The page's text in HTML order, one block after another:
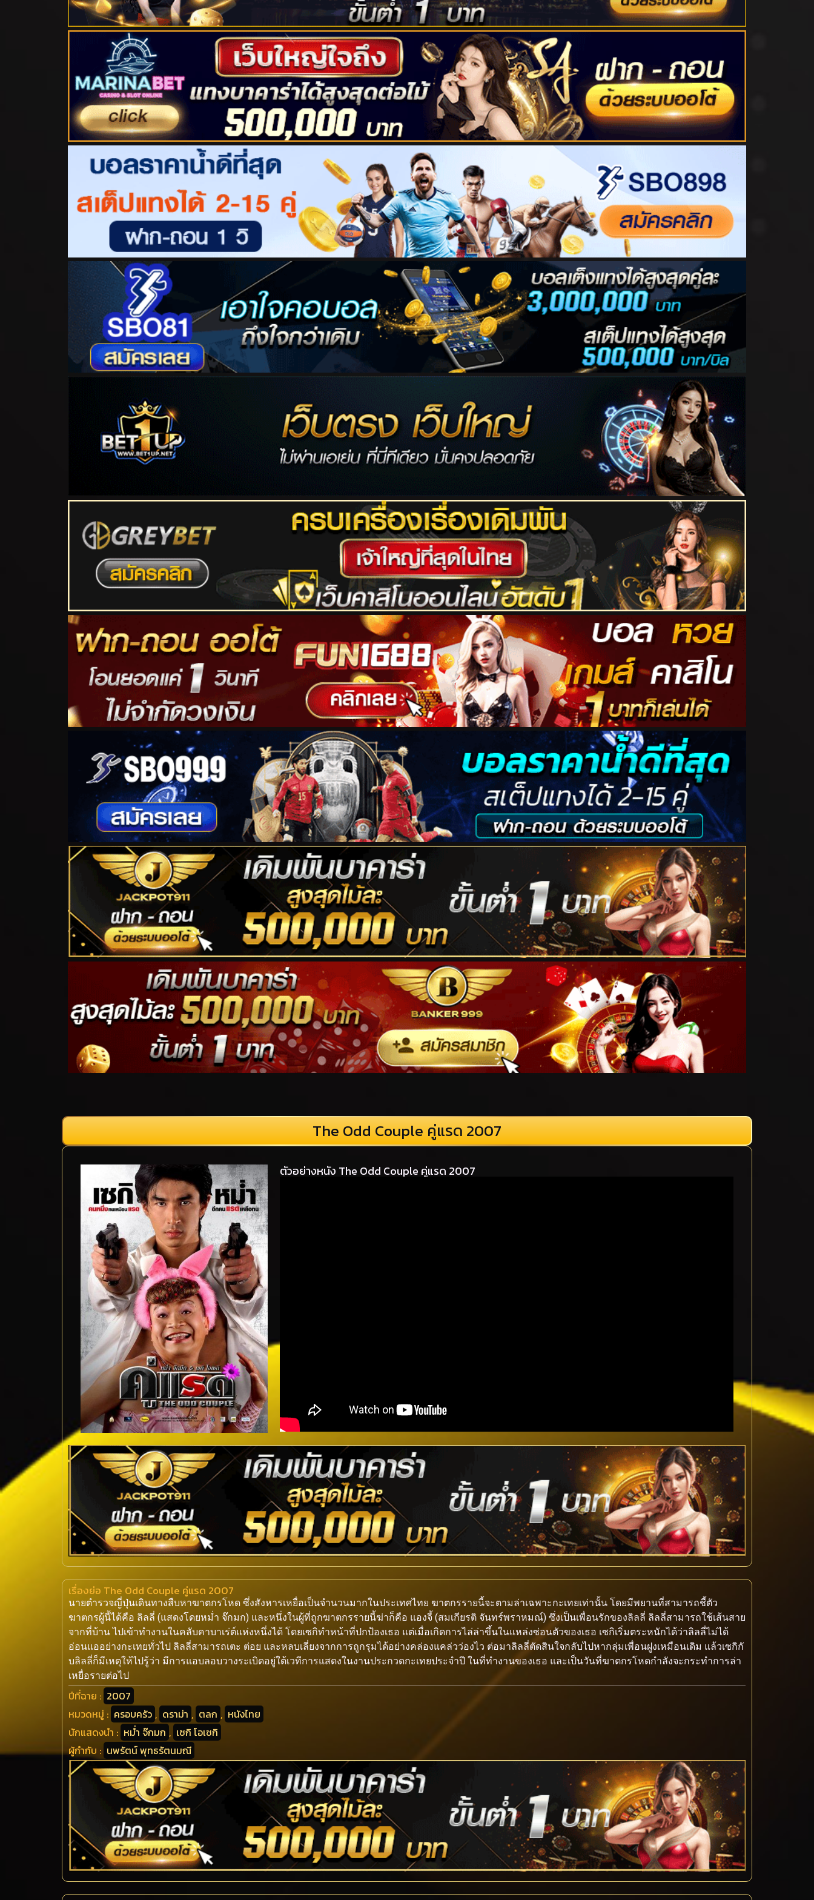
The Odd Couple คู่แรด 2007
ตัวอย่างหนัง The Odd Couple คู่แรด 2007
เรื่องย่อ The Odd Couple คู่แรด 2007
นายตำรวจญี่ปุ่นเดินทางสืบหาฆาตกรโหด ซึ่งสังหารเหยื่อเป็นจำนวนมากในประเทศไทย ฆาตกรรายนี้จะตามล่าเฉพาะกะเทยเท่านั้น โดยมีพยานที่สามารถชี้ตัว
ฆาตกรผู้นี้ได้คือ ลิลลี่ (แสดงโดยหม่ำ จ๊กมก) และหนึ่งในผู้ที่ถูกฆาตกรรายนี้ฆ่าก็คือ แองจี้ (สมเกียรติ จันทร์พราหมณ์) ซึ่งเป็นเพื่อนรักของลิลลี่ ลิลลี่สามารถใช้เส้นสาย
จากที่บ้าน ไปเข้าทำงานในคลับคาบาเร่ต์แห่งหนึ่งได้ โดยเซกิทำหน้าที่ปกป้องเธอ แต่เมื่อเกิดการไล่ล่าขึ้นในแหล่งซ่อนตัวของเธอ เซกิเริ่มตระหนักได้ว่าลิลลี่ไม่ได้
อ่อนแออย่างกะเทยทั่วไป ลิลลี่สามารถเตะ ต่อย และหลบเลี่ยงจากการถูกรุมได้อย่างคล่องแคล่วว่องไว ต่อมาลิลลี่ตัดสินใจกลับไปหากลุ่มเพื่อนฝูงเหมือนเดิม แล้วเซกิกั
บลิลลี่ก็มีเหตุให้ไปรู้ว่า มีการแอบลอบวางระเบิดอยู่ใต้เวทีการแสดงในงานประกวดกะเทยประจำปี ในที่ทำงานของเธอ และเป็นวันที่ฆาตกรโหดกำลังจะกระทำการล่า
เหยื่อรายต่อไป
ปีที่ฉาย : 2007
หมวดหมู่ : ครอบครัว , ดราม่า , ตลก , หนังไทย
นักแสดงนำ : หม่ำ จ๊กมก , เซกิ โอเซกิ
ผู้กำกับ : นพรัตน์ พุทธรัตนมณี